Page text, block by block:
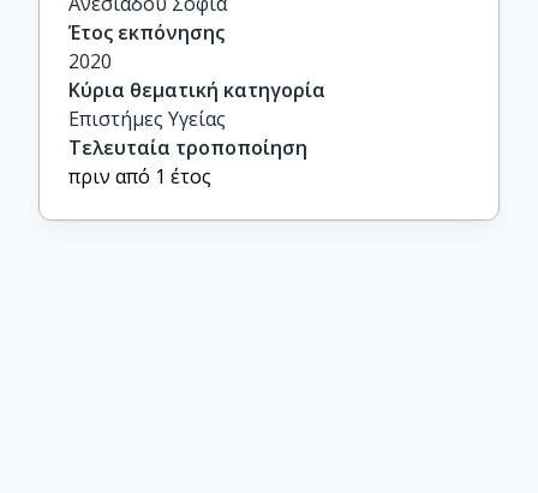
Έτος εκπόνησης
2020
Κύρια θεματική κατηγορία
Επιστήμες Υγείας
Τελευταία τροποποίηση
πριν από 1 έτος